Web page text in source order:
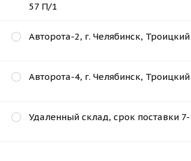
57 П/1
Авторота-2, г. Челябинск,
Авторота-4, г. Челябинск,
Удаленный склад, срок поставки